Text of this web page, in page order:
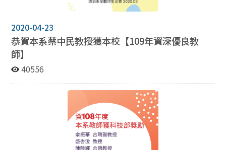
2020-04-23
恭賀本系蔡中民教授獲本校【109年資深優良教
師】
40556